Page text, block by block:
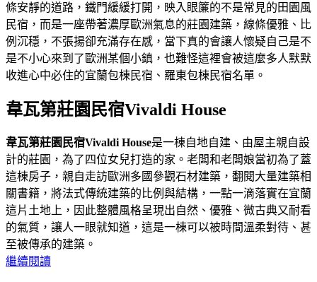
條安靜的道路，鐵門緩緩打開，映入眼簾的不是常見的田園風
民宿，而是一座帶著濃厚歐洲氣息的莊園建築，線條優雅、比
例沉穩，不張揚卻充滿存在感，當下真的會讓人懷疑自己是不
是不小心來到了歐洲某個小鎮，也難怪這裡會被這麼多人默默
收進心中必住的宜蘭包棟民宿、羅東包棟民宿名單。
韋瓦第莊園民宿Vivaldi House
韋瓦第莊園民宿Vivaldi House是一棟自地自建、由屋主親自設
計的莊園，為了四位女兒打造的家。老闆和老闆娘當初為了蓋
這棟房子，親自走訪歐洲多國參觀石材建築，翻閱大量建築相
關書籍，將法式傳統建築的比例與結構，一點一滴落實在宜蘭
這片土地上，因此整體風格呈現出自然、優雅、微古典又耐看
的氣質，讓人一眼就知道，這是一棟可以被時間溫柔對待、甚
至被傳承的建築。
繼續閱讀